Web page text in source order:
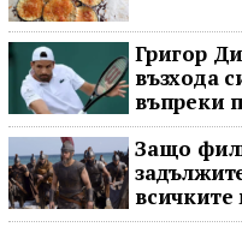
Григор
възхода
въпреки
Защо
всичките